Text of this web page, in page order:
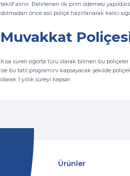
teklif alınır. Belirlenen ilk prim ödemesi
dolmadan önce asıl poliçe hazırlanarak kalıcı
Muvakkat
Kısa süreli sigorta türü olarak bilinen bu
ise bu tatil programını kapsayacak şekilde
olarak 1 yıllık süreyi kapsar.
Ürünler